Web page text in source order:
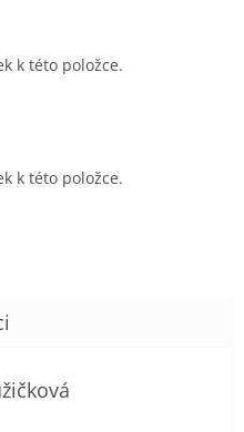
k této položce.
k této položce.
je 5 z 5 hvězdiček.